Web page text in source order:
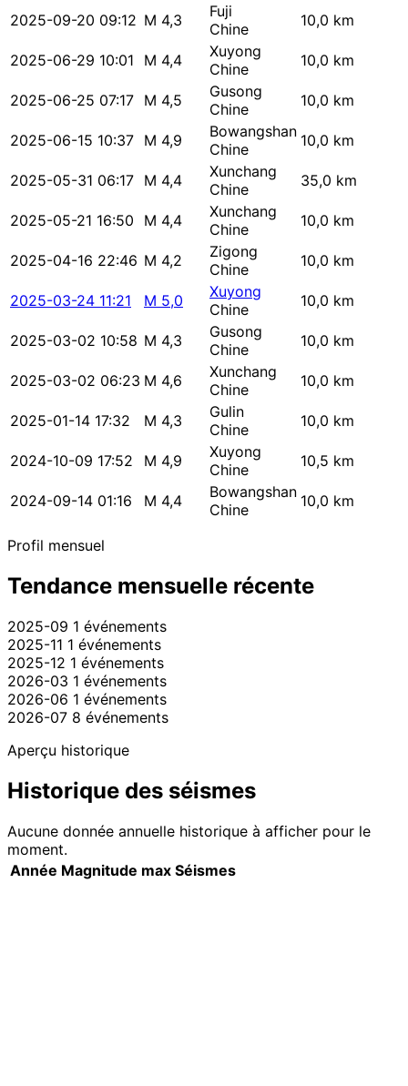
2025-09-20 09:12 M 4,3
Fuji
Chine
10,0 km
2025-06-29 10:01 M 4,4
Xuyong
Chine
10,0 km
2025-06-25 07:17 M 4,5
Gusong
Chine
10,0 km
2025-06-15 10:37 M 4,9
Bowangshan
Chine
10,0 km
2025-05-31 06:17 M 4,4
Xunchang
Chine
35,0 km
2025-05-21 16:50 M 4,4
Xunchang
Chine
10,0 km
2025-04-16 22:46 M 4,2
Zigong
Chine
10,0 km
2025-03-24 11:21 M 5,0
Xuyong
Chine
10,0 km
2025-03-02 10:58 M 4,3
Gusong
Chine
10,0 km
2025-03-02 06:23 M 4,6
Xunchang
Chine
10,0 km
2025-01-14 17:32 M 4,3
Gulin
Chine
10,0 km
2024-10-09 17:52 M 4,9
Xuyong
Chine
10,5 km
2024-09-14 01:16 M 4,4
Bowangshan
Chine
10,0 km
Profil mensuel
Tendance mensuelle récente
2025-09 1 événements
2025-11 1 événements
2025-12 1 événements
2026-03 1 événements
2026-06 1 événements
2026-07 8 événements
Aperçu historique
Historique des séismes
Aucune donnée annuelle historique à afficher pour le
moment.
Année Magnitude max Séismes